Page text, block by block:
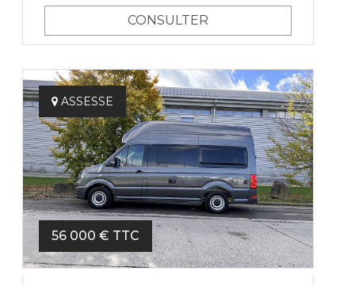
CONSULTER
ASSESSE
56 000 € TTC